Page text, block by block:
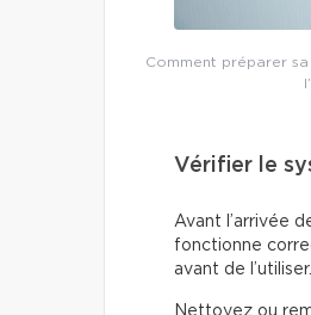
Comment préparer
Vérifier le
Avant l’arrivée
fonctionne
avant de
Nettoyez ou